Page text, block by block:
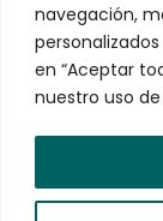
navegación,
en “Aceptar
nuestro uso
VEMO
robusta y
VEMO EV
Gestión de